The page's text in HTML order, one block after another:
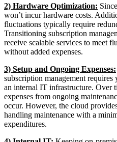
2) Hardware Optimization:
won’t incur hardware costs.
fluctuations typically require
Transitioning subscription
receive scalable services to meet
without added expenses.
3) Setup and Ongoing Expenses:
subscription management
an internal IT infrastructure. Over
expenses from ongoing
occur. However, the cloud
handling maintenance with a
expenditures.